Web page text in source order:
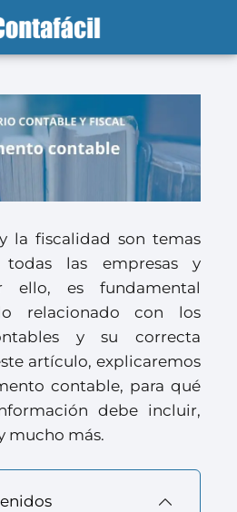
la fiscalidad son temas
las empresas y
ello, es fundamental
relacionado con los
y su correcta
artículo, explicaremos
contable, para qué
debe incluir,
mucho más.